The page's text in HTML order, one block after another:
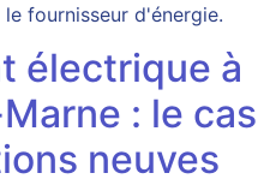
fournisseur d'énergie.
électrique à
: le cas
neuves